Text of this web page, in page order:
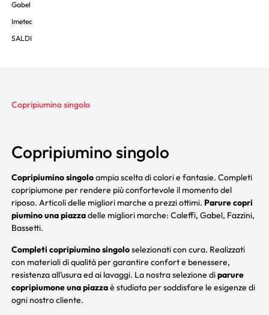
Gabel
Imetec
SALDI
Copripiumino singolo
Copripiumino singolo
Copripiumino singoloampia scelta di colori e fantasie. Completi
copripiumone per rendere più confortevole il momento del
riposo. Articoli delle migliori marche a prezzi ottimi. Parure copri
piumino una piazzadelle migliori marche: Caleffi, Gabel, Fazzini,
Bassetti.
Completi copripiumino singoloselezionati con cura. Realizzati
con materiali di qualità per garantire confort e benessere,
resistenza all’usura ed ai lavaggi. La nostra selezione diparure
copripiumone una piazzaè studiata per soddisfare le esigenze di
ogni nostro cliente.